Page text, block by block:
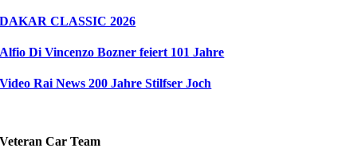
DAKAR CLASSIC 2026
Alfio Di Vincenzo Bozner feiert 101 Jahre
Video Rai News 200 Jahre Stilfser Joch
Veteran Car Team